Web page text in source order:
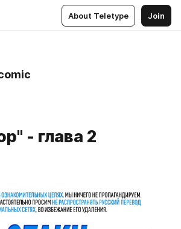
About Teletype Join
- глава 2